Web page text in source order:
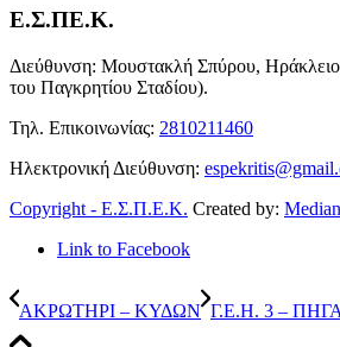
Ε.Σ.ΠΕ.Κ.
Διεύθυνση: Μουστακλή Σπύρου, Ηράκλειο
του Παγκρητίου Σταδίου).
Τηλ. Επικοινωνίας: 2810211460
Ηλεκτρονική Διεύθυνση:
Copyright - Ε.Σ.Π.Ε.Κ. Created by:
Link to Facebook
ΑΚΡΩΤΗΡΙ – ΚΥΔΩΝ Γ.Ε.Η. 3 –